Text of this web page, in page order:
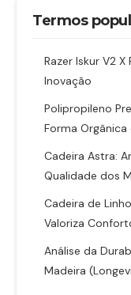
Termos
Razer Iskur V2
Inovação
Polipropileno
Forma Orgânica
Cadeira Astra:
Qualidade dos
Cadeira de
Valoriza
Análise da
Madeira